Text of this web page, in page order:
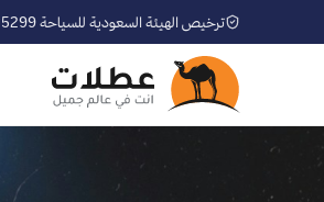
ترخيص الهيئة السعودية للسياحة 73105299